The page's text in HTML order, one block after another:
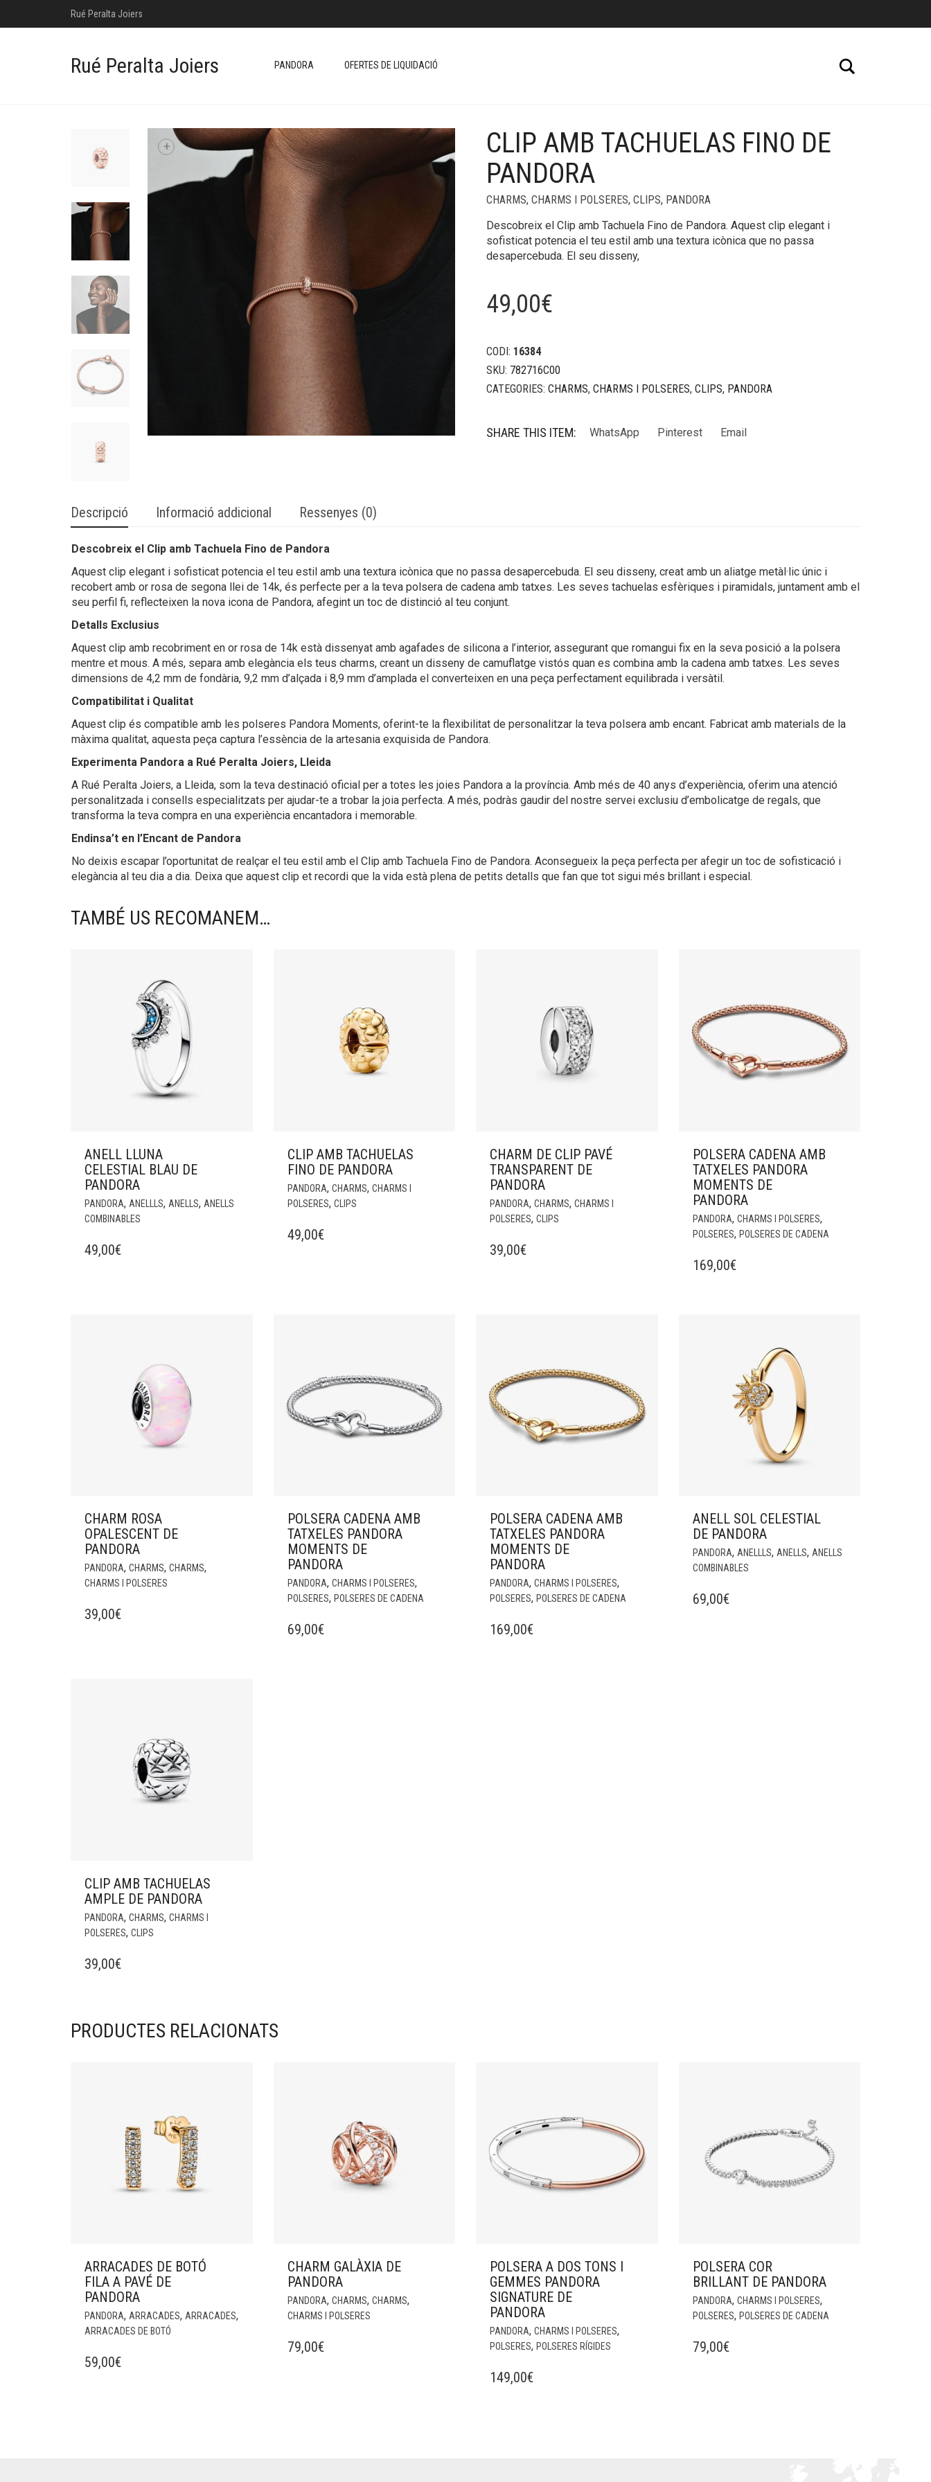
Rué Peralta Joiers
Rué Peralta Joiers PANDORA OFERTES DE LIQUIDACIÓ
+ +
CLIP AMB TACHUELAS FINO DE
PANDORA
CHARMS, CHARMS I POLSERES, CLIPS, PANDORA
Descobreix el Clip amb Tachuela Fino de Pandora. Aquest clip elegant i
sofisticat potencia el teu estil amb una textura icònica que no passa
desapercebuda. El seu disseny,
49,00€
CODI: 16384
SKU: 782716C00
CATEGORIES: CHARMS, CHARMS I POLSERES, CLIPS, PANDORA
SHARE THIS ITEM: WhatsApp Pinterest Email
Descripció Informació addicional Ressenyes (0)
Descobreix el Clip amb Tachuela Fino de Pandora
Aquest clip elegant i sofisticat potencia el teu estil amb una textura icònica que no passa desapercebuda. El seu disseny, creat amb un aliatge metàl·lic únic i
recobert amb or rosa de segona llei de 14k, és perfecte per a la teva polsera de cadena amb tatxes. Les seves tachuelas esfèriques i piramidals, juntament amb el
seu perfil fi, reflecteixen la nova icona de Pandora, afegint un toc de distinció al teu conjunt.
Detalls Exclusius
Aquest clip amb recobriment en or rosa de 14k està dissenyat amb agafades de silicona a l’interior, assegurant que romangui fix en la seva posició a la polsera
mentre et mous. A més, separa amb elegància els teus charms, creant un disseny de camuflatge vistós quan es combina amb la cadena amb tatxes. Les seves
dimensions de 4,2 mm de fondària, 9,2 mm d’alçada i 8,9 mm d’amplada el converteixen en una peça perfectament equilibrada i versàtil.
Compatibilitat i Qualitat
Aquest clip és compatible amb les polseres Pandora Moments, oferint-te la flexibilitat de personalitzar la teva polsera amb encant. Fabricat amb materials de la
màxima qualitat, aquesta peça captura l’essència de la artesania exquisida de Pandora.
Experimenta Pandora a Rué Peralta Joiers, Lleida
A Rué Peralta Joiers, a Lleida, som la teva destinació oficial per a totes les joies Pandora a la província. Amb més de 40 anys d’experiència, oferim una atenció
personalitzada i consells especialitzats per ajudar-te a trobar la joia perfecta. A més, podràs gaudir del nostre servei exclusiu d’embolicatge de regals, que
transforma la teva compra en una experiència encantadora i memorable.
Endinsa’t en l’Encant de Pandora
No deixis escapar l’oportunitat de realçar el teu estil amb el Clip amb Tachuela Fino de Pandora. Aconsegueix la peça perfecta per afegir un toc de sofisticació i
elegància al teu dia a dia. Deixa que aquest clip et recordi que la vida està plena de petits detalls que fan que tot sigui més brillant i especial.
TAMBÉ US RECOMANEM…
ANELL LLUNA
CELESTIAL BLAU DE
PANDORA
PANDORA, ANELLLS, ANELLS, ANELLS
COMBINABLES
49,00€
CLIP AMB TACHUELAS
FINO DE PANDORA
PANDORA, CHARMS, CHARMS I
POLSERES, CLIPS
49,00€
CHARM DE CLIP PAVÉ
TRANSPARENT DE
PANDORA
PANDORA, CHARMS, CHARMS I
POLSERES, CLIPS
39,00€
POLSERA CADENA AMB
TATXELES PANDORA
MOMENTS DE
PANDORA
PANDORA, CHARMS I POLSERES,
POLSERES, POLSERES DE CADENA
169,00€
CHARM ROSA
OPALESCENT DE
PANDORA
PANDORA, CHARMS, CHARMS,
CHARMS I POLSERES
39,00€
POLSERA CADENA AMB
TATXELES PANDORA
MOMENTS DE
PANDORA
PANDORA, CHARMS I POLSERES,
POLSERES, POLSERES DE CADENA
69,00€
POLSERA CADENA AMB
TATXELES PANDORA
MOMENTS DE
PANDORA
PANDORA, CHARMS I POLSERES,
POLSERES, POLSERES DE CADENA
169,00€
ANELL SOL CELESTIAL
DE PANDORA
PANDORA, ANELLLS, ANELLS, ANELLS
COMBINABLES
69,00€
CLIP AMB TACHUELAS
AMPLE DE PANDORA
PANDORA, CHARMS, CHARMS I
POLSERES, CLIPS
39,00€
PRODUCTES RELACIONATS
ARRACADES DE BOTÓ
FILA A PAVÉ DE
PANDORA
PANDORA, ARRACADES, ARRACADES,
ARRACADES DE BOTÓ
59,00€
CHARM GALÀXIA DE
PANDORA
PANDORA, CHARMS, CHARMS,
CHARMS I POLSERES
79,00€
POLSERA A DOS TONS I
GEMMES PANDORA
SIGNATURE DE
PANDORA
PANDORA, CHARMS I POLSERES,
POLSERES, POLSERES RÍGIDES
149,00€
POLSERA COR
BRILLANT DE PANDORA
PANDORA, CHARMS I POLSERES,
POLSERES, POLSERES DE CADENA
79,00€